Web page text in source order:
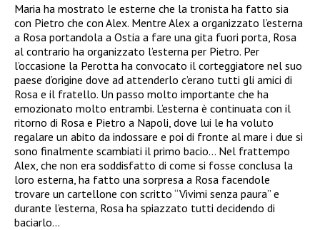
Maria ha mostrato le esterne che la tronista ha fatto sia
con Pietro che con Alex. Mentre Alex a organizzato l’esterna
a Rosa portandola a Ostia a fare una gita fuori porta, Rosa
al contrario ha organizzato l’esterna per Pietro. Per
l’occasione la Perotta ha convocato il corteggiatore nel suo
paese d’origine dove ad attenderlo c’erano tutti gli amici di
Rosa e il fratello. Un passo molto importante che ha
emozionato molto entrambi. L’esterna è continuata con il
ritorno di Rosa e Pietro a Napoli, dove lui le ha voluto
regalare un abito da indossare e poi di fronte al mare i due si
sono finalmente scambiati il primo bacio… Nel frattempo
Alex, che non era soddisfatto di come si fosse conclusa la
loro esterna, ha fatto una sorpresa a Rosa facendole
trovare un cartellone con scritto “Vivimi senza paura” e
durante l’esterna, Rosa ha spiazzato tutti decidendo di
baciarlo…